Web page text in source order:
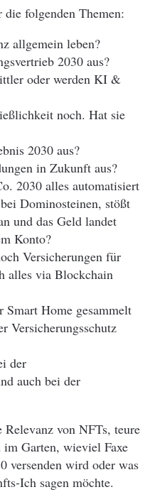
folgenden Themen:
allgemein leben?
2030 aus?
oder werden KI &
noch. Hat sie
2030 aus?
in Zukunft aus?
2030 alles automatisiert
Dominosteinen, stößt
und das Geld landet
Konto?
Versicherungen für
alles via Blockchain
Smart Home gesammelt
Versicherungsschutz
der
auch bei der
von NFTs, teure
Garten, wieviel Faxe
versenden wird oder was
Ich sagen möchte.